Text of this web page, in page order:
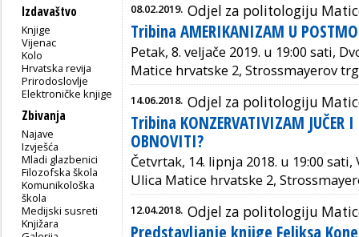
Izdavaštvo
Knjige
Vijenac
Kolo
Hrvatska revija
Prirodoslovlje
Elektroničke knjige
Zbivanja
Najave
Izvješća
Mladi glazbenici
Filozofska škola
Komunikološka
škola
Medijski susreti
Knjižara
08.02.2019. Odjel za politologiju
Tribina AMERIKANIZAM U
Petak, 8. veljače 2019. u 19:00 sati,
Matice hrvatske 2, Strossmayerov
14.06.2018. Odjel za politologiju
Tribina KONZERVATIVIZAM JUČER
OBNOVITI?
Četvrtak, 14. lipnja 2018. u 19:00
Ulica Matice hrvatske 2,
12.04.2018. Odjel za politologiju
Predstavljanje knjige Feliksa